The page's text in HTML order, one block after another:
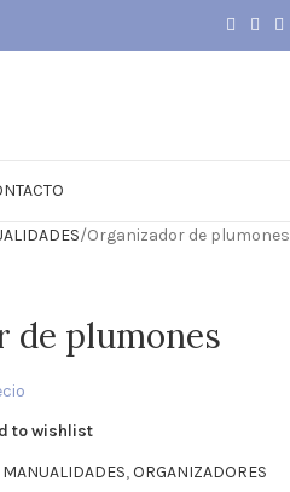
Organizador de plumones
de plumones
to wishlist
MANUALIDADES,ORGANIZADORES